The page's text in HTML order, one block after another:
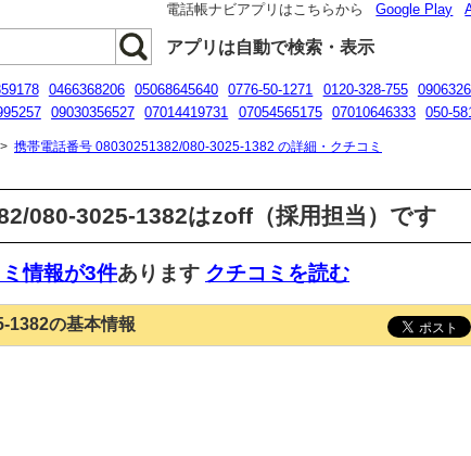
電話帳ナビアプリはこちらから Google Play
アプリは自動で検索・表示
0466368206 05068645640 0776-50-1271 0120-328-755
09030356527 07014419731 07054565175 07010646333
050-
> 携帯電話番号 08030251382/080-3025-1382 の詳細・クチコミ
080-3025-1382はzoff（採用担当）です
情報が3件あります クチコミを読む
1382の基本情報